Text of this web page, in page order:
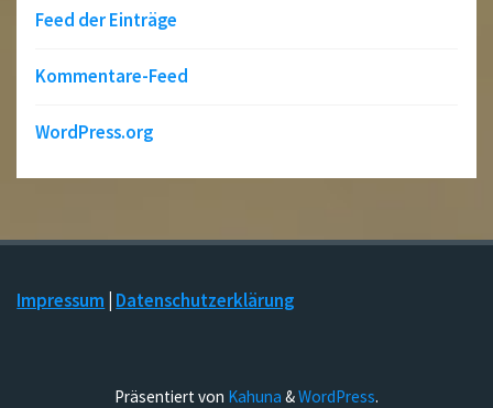
Feed der Einträge
Kommentare-Feed
WordPress.org
Impressum | Datenschutzerklärung
Präsentiert von Kahuna &WordPress.